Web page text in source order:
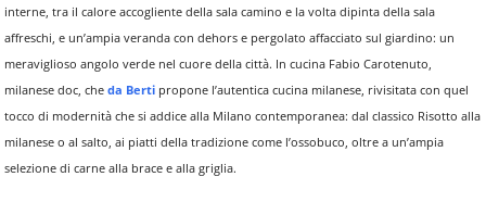
interne, tra il calore accogliente della sala camino e la volta dipinta della sala
affreschi, e un’ampia veranda con dehors e pergolato affacciato sul giardino: un
meraviglioso angolo verde nel cuore della città. In cucina Fabio Carotenuto,
milanese doc, che da Berti propone l’autentica cucina milanese, rivisitata con quel
tocco di modernità che si addice alla Milano contemporanea: dal classico Risotto alla
milanese o al salto, ai piatti della tradizione come l’ossobuco, oltre a un’ampia
selezione di carne alla brace e alla griglia.